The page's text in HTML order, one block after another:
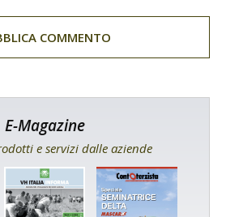
E-Magazine
e servizi dalle aziende